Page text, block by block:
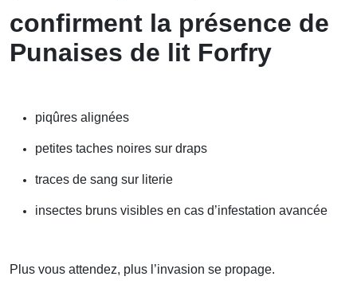
confirment la présence de
Punaises de lit Forfry
piqûres alignées
petites taches noires sur draps
traces de sang sur literie
insectes bruns visibles en cas d’infestation avancée
Plus vous attendez, plus l’invasion se propage.